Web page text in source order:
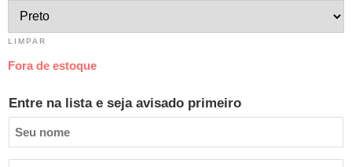
LIMPAR
Fora de estoque
Entre na lista e seja avisado primeiro